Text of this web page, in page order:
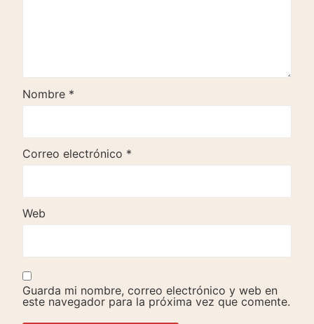
Nombre *
Correo electrónico *
Web
Guarda mi nombre, correo electrónico y web en
este navegador para la próxima vez que comente.